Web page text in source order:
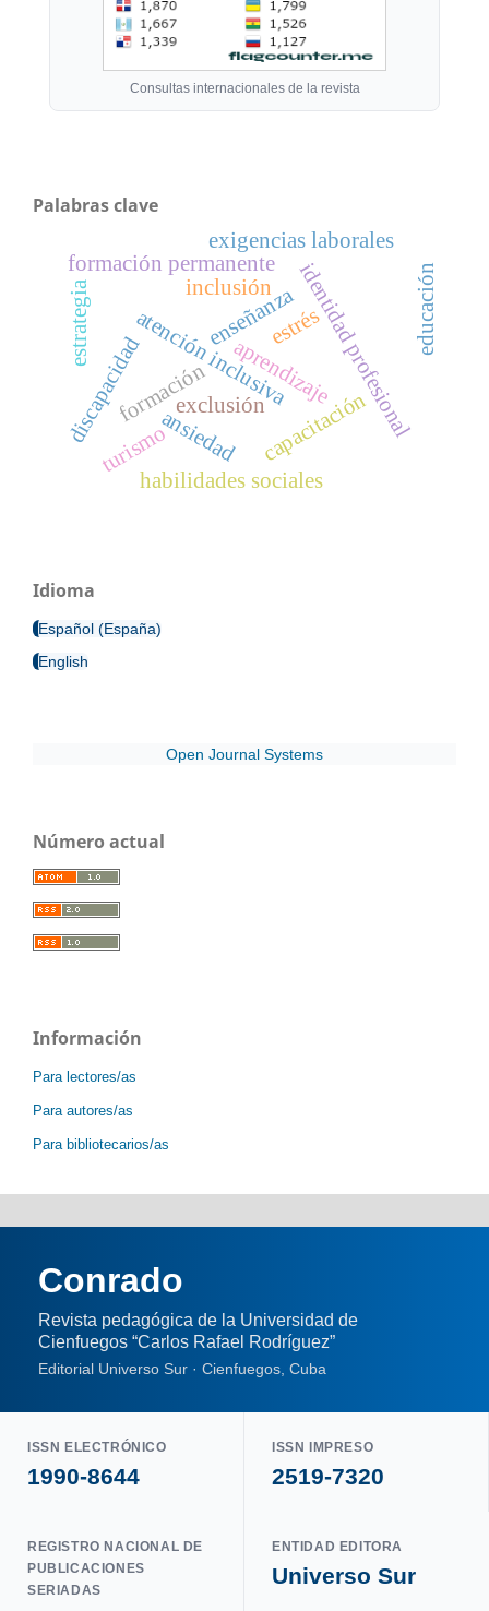
Consultas internacionales de la revista
Palabras clave
formación
atención inclusivaidentidad profesional
enseñanza
aprendizaje
inclusión
exclusión
discapacidad capacitación
estrés
ansiedad
exigencias laborales
formación permanente
turismo
habilidades sociales
educación
estrategia
Idioma
Español (España)
English
Open Journal Systems
Número actual
Información
Para lectores/as
Para autores/as
Para bibliotecarios/as
Conrado
Revista pedagógica de la Universidad de
Cienfuegos “Carlos Rafael Rodríguez”
Editorial Universo Sur · Cienfuegos, Cuba
ISSN ELECTRÓNICO
1990-8644
ISSN IMPRESO
2519-7320
REGISTRO NACIONAL DE
PUBLICACIONES
SERIADAS
ENTIDAD EDITORA
Universo Sur